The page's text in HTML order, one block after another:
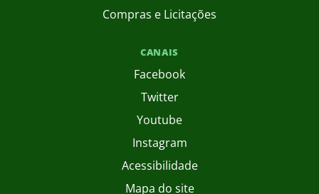
Compras e Licitações
CANAIS
Facebook
Twitter
Youtube
Instagram
Acessibilidade
Mapa do site